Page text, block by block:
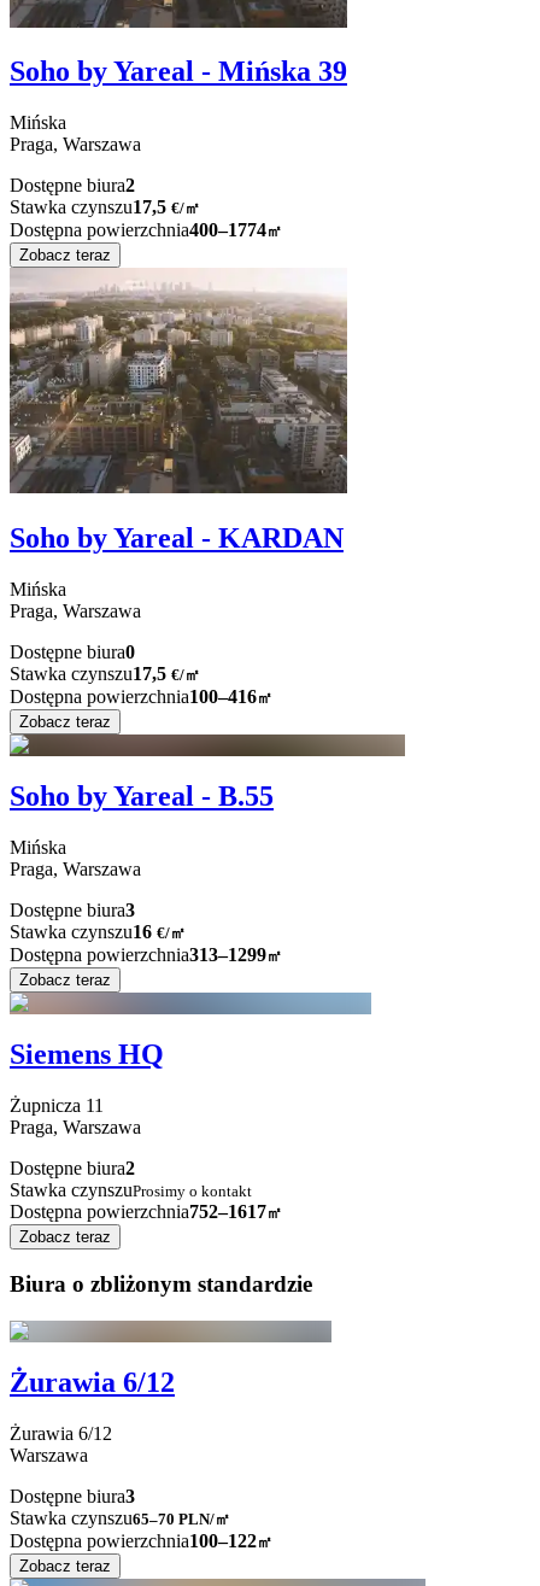
Soho by Yareal - Mińska 39
Mińska
Praga, Warszawa
Dostępne biura2
Stawka czynszu17,5 €/㎡
Dostępna powierzchnia400–1774㎡
Zobacz teraz
Soho by Yareal - KARDAN
Mińska
Praga, Warszawa
Dostępne biura0
Stawka czynszu17,5 €/㎡
Dostępna powierzchnia100–416㎡
Zobacz teraz
Soho by Yareal - B.55
Mińska
Praga, Warszawa
Dostępne biura3
Stawka czynszu16 €/㎡
Dostępna powierzchnia313–1299㎡
Zobacz teraz
Siemens HQ
Żupnicza 11
Praga, Warszawa
Dostępne biura2
Stawka czynszuProsimy o kontakt
Dostępna powierzchnia752–1617㎡
Zobacz teraz
Biura o zbliżonym standardzie
Żurawia 6/12
Żurawia 6/12
Warszawa
Dostępne biura3
Stawka czynszu65–70 PLN/㎡
Dostępna powierzchnia100–122㎡
Zobacz teraz